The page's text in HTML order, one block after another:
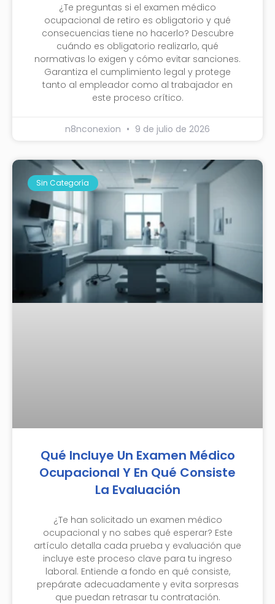
¿Te preguntas si el examen médico
ocupacional de retiro es obligatorio y qué
consecuencias tiene no hacerlo? Descubre
cuándo es obligatorio realizarlo, qué
normativas lo exigen y cómo evitar sanciones.
Garantiza el cumplimiento legal y protege
tanto al empleador como al trabajador en
este proceso crítico.
n8nconexion 9 de julio de 2026
Sin Categoría
Qué Incluye Un Examen Médico
Ocupacional Y En Qué Consiste
La Evaluación
¿Te han solicitado un examen médico
ocupacional y no sabes qué esperar? Este
artículo detalla cada prueba y evaluación que
incluye este proceso clave para tu ingreso
laboral. Entiende a fondo en qué consiste,
prepárate adecuadamente y evita sorpresas
que puedan retrasar tu contratación.